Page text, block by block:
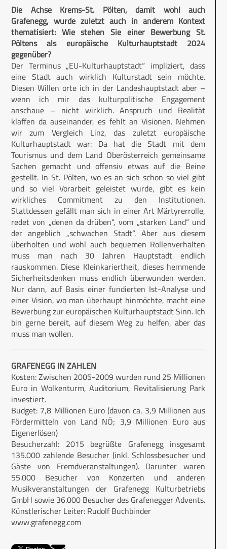
Die Achse Krems-St. Pölten, damit wohl auch
Grafenegg, wurde zuletzt auch in anderem Kontext
thematisiert: Wie stehen Sie einer Bewerbung St.
Pöltens als europäische Kulturhauptstadt 2024
gegenüber?
Der Terminus „EU-Kulturhauptstadt“ impliziert, dass
eine Stadt auch wirklich Kulturstadt sein möchte.
Diesen Willen orte ich in der Landeshauptstadt aber –
wenn ich mir das kulturpolitische Engagement
anschaue – nicht wirklich. Anspruch und Realität
klaffen da auseinander, es fehlt an Visionen. Nehmen
wir zum Vergleich Linz, das zuletzt europäische
Kulturhauptstadt war: Da hat die Stadt mit dem
Tourismus und dem Land Oberösterreich gemeinsame
Sachen gemacht und offensiv etwas auf die Beine
gestellt. In St. Pölten, wo es an sich schon so viel gibt
und so viel Vorarbeit geleistet wurde, gibt es kein
wirkliches Commitment zu den Institutionen.
Stattdessen gefällt man sich in einer Art Märtyrerrolle,
redet von „denen da drüben“, vom „starken Land“ und
der angeblich „schwachen Stadt“. Aber aus diesem
überholten und wohl auch bequemen Rollenverhalten
muss man nach 30 Jahren Hauptstadt endlich
rauskommen. Diese Kleinkariertheit, dieses hemmende
Sicherheitsdenken muss endlich überwunden werden.
Nur dann, auf Basis einer fundierten Ist-Analyse und
einer Vision, wo man überhaupt hinmöchte, macht eine
Bewerbung zur europäischen Kulturhauptstadt Sinn. Ich
bin gerne bereit, auf diesem Weg zu helfen, aber das
muss man wollen.
GRAFENEGG IN ZAHLEN
Kosten: Zwischen 2005-2009 wurden rund 25 Millionen
Euro in Wolkenturm, Auditorium, Revitalisierung Park
investiert.
Budget: 7,8 Millionen Euro (davon ca. 3,9 Millionen aus
Fördermitteln von Land NÖ; 3,9 Millionen Euro aus
Eigenerlösen)
Besucherzahl: 2015 begrüßte Grafenegg insgesamt
135.000 zahlende Besucher (inkl. Schlossbesucher und
Gäste von Fremdveranstaltungen). Darunter waren
55.000 Besucher von Konzerten und anderen
Musikveranstaltungen der Grafenegg Kulturbetriebs
GmbH sowie 36.000 Besucher des Grafenegger Advents.
Künstlerischer Leiter: Rudolf Buchbinder
www.grafenegg.com